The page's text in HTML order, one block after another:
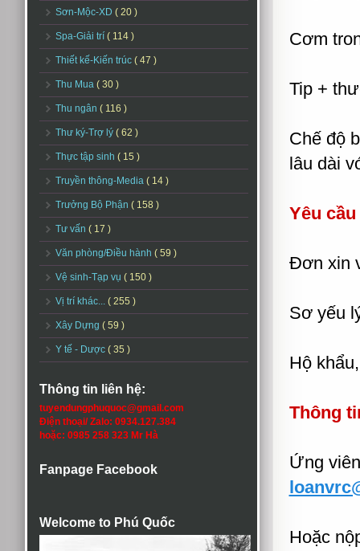
Sơn-Mộc-XD ( 20 )
Spa-Giải trí ( 114 )
Thiết kế-Kiến trúc ( 47 )
Thu Mua ( 30 )
Thu ngân ( 116 )
Thư ký-Trợ lý ( 62 )
Thực tập sinh ( 15 )
Truyền thông-Media ( 14 )
Trưởng Bộ Phận ( 158 )
Tư vấn ( 17 )
Văn phòng/Điều hành ( 59 )
Vệ sinh-Tạp vụ ( 150 )
Vị trí khác... ( 255 )
Xây Dựng ( 59 )
Y tế - Dược ( 35 )
Thông tin liên hệ:
tuyendungphuquoc@gmail.com
Điện thoại/ Zalo: 0934.127.384
hoặc: 0985 258 323 Mr Hà
Fanpage Facebook
Welcome to Phú Quốc
Cơm
Tip +
Chế độ
lâu dài
Yêu
Đơn xin
Sơ yếu
Hộ
Thông
Ứng
Hoặc